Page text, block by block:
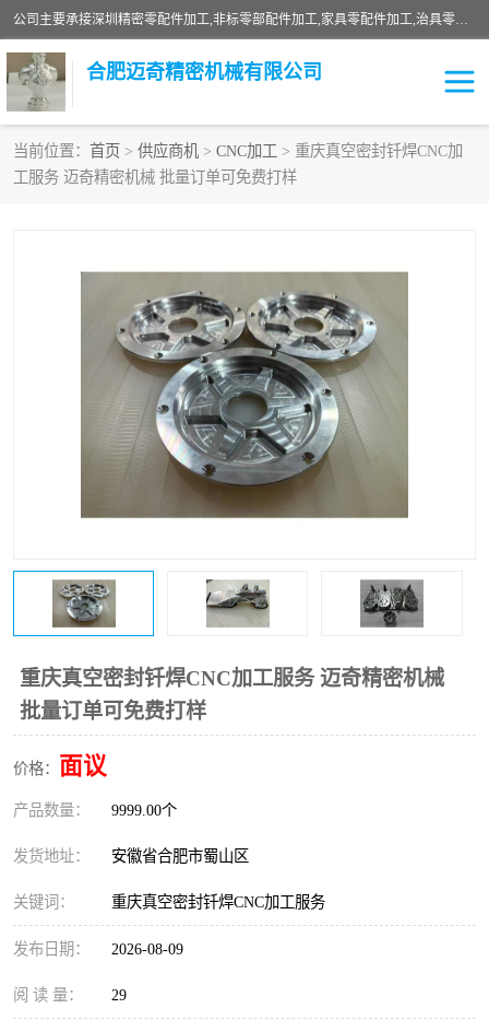
公司主要承接深圳精密零配件加工,非标零部配件加工,家具零配件加工,治具零配件加工,安徽精密零配件加工等各种各种精密机械加工，欢迎来来电咨询！
合肥迈奇精密机械有限公司
当前位置： 首页 > 供应商机 > CNC加工 > 重庆真空密封钎焊CNC加
工服务 迈奇精密机械 批量订单可免费打样
重庆真空密封钎焊CNC加工服务 迈奇精密机械
批量订单可免费打样
价格： 面议
产品数量： 9999.00个
发货地址： 安徽省合肥市蜀山区
关键词： 重庆真空密封钎焊CNC加工服务
发布日期： 2026-08-09
阅 读 量： 29
铣床加工 精密零配件加工
家具零配件加工 数控精密机加工
零部件机加工 机床零件加工
数控机床加工